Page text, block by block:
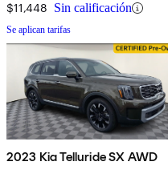
$11,448 Sin calificación
Se aplican tarifas
2023 Kia Telluride SX AWD